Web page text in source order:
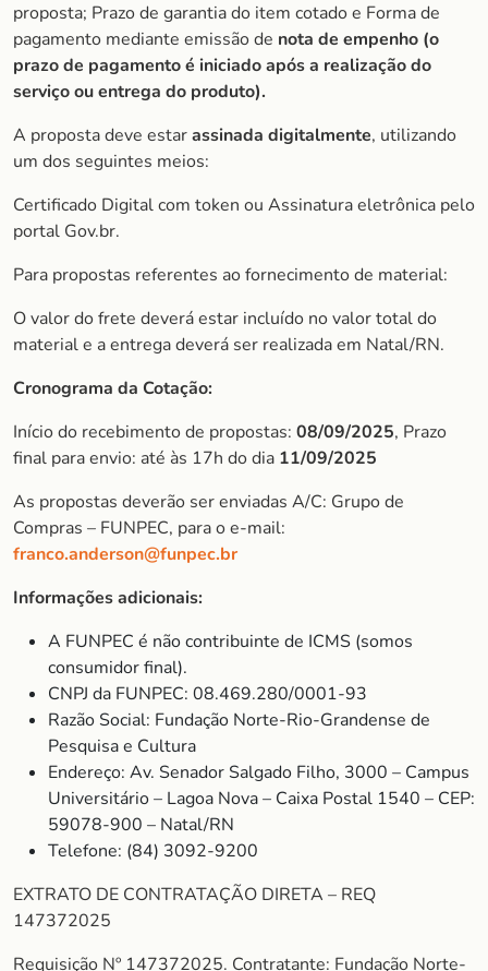
proposta; Prazo de garantia do item cotado e Forma de
pagamento mediante emissão de nota de empenho (o
prazo de pagamento é iniciado após a realização do
serviço ou entrega do produto).
A proposta deve estarassinada digitalmente, utilizando
um dos seguintes meios:
Certificado Digital com token ou Assinatura eletrônica pelo
portal Gov.br.
Para propostas referentes ao fornecimento de material:
O valor do frete deverá estar incluído no valor total do
material e a entrega deverá ser realizada em Natal/RN.
Cronograma da Cotação:
Início do recebimento de propostas: 08/09/2025, Prazo
final para envio: até às 17h do dia 11/09/2025
As propostas deverão ser enviadas A/C: Grupo de
Compras – FUNPEC, para o e-mail:
franco.anderson@funpec.br
Informações adicionais:
A FUNPEC é não contribuinte de ICMS (somos
consumidor final).
CNPJ da FUNPEC: 08.469.280/0001-93
Razão Social: Fundação Norte-Rio-Grandense de
Pesquisa e Cultura
Endereço: Av. Senador Salgado Filho, 3000 – Campus
Universitário – Lagoa Nova – Caixa Postal 1540 – CEP:
59078-900 – Natal/RN
Telefone: (84) 3092-9200
EXTRATO DE CONTRATAÇÃO DIRETA – REQ
147372025
Requisição Nº 147372025. Contratante: Fundação Norte-